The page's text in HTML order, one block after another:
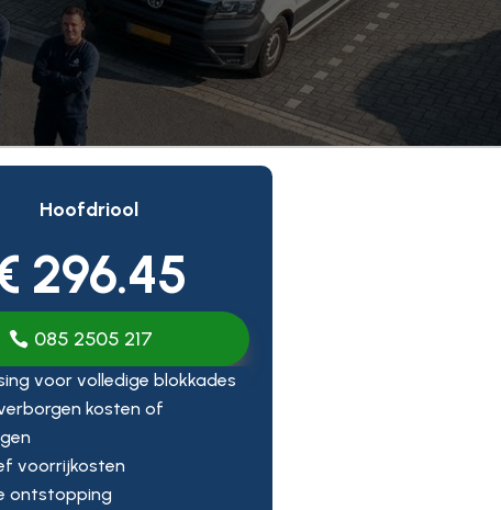
Hoofdriool
296.45
085 2505 217
voor volledige blokkades
kosten of
voorrijkosten
ontstopping